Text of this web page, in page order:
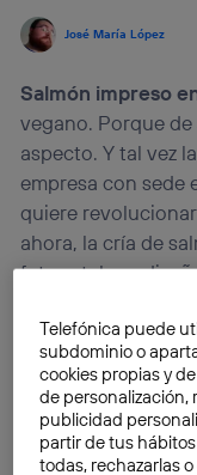
José María López
Salmón impreso
vegano. Porque
aspecto. Y tal vez
empresa con sede
quiere
ahora, la cría de
futuro tal vez
El salmón es un
su sabor. Se
en forma de paté
criarse en
Telefónica puede
subdominio o
cookies propias y
de personalización,
publicidad
partir de tus
todas, rechazarlas